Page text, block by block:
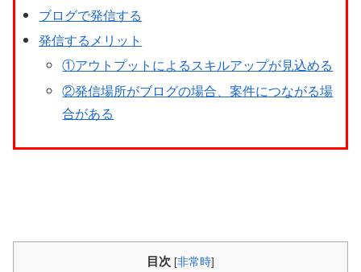
ブログで発信する
発信するメリット
①アウトプットによるスキルアップが見込める
②発信場所がブログの場合、案件につながる場
合がある
目次 [非常時]